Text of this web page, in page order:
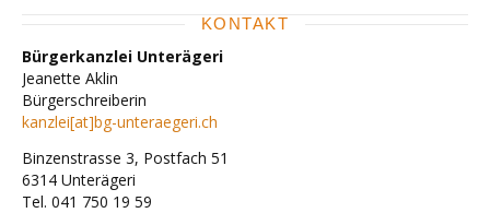
KONTAKT
Bürgerkanzlei Unterägeri
Jeanette Aklin
Bürgerschreiberin
kanzlei[at]bg-unteraegeri.ch
Binzenstrasse 3, Postfach 51
6314 Unterägeri
Tel. 041 750 19 59